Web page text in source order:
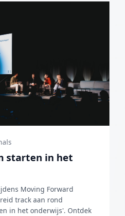
starten in het
Moving Forward
track aan rond
in het onderwijs'. Ontdek